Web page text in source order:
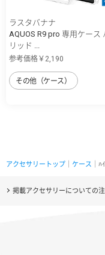
ラスタバナナ
AQUOS R9 pro 専用ケース
リッド ...
参考価格￥2,190
その他（ケース）
アクセサリートップ ケース ｜
掲載アクセサリーについての